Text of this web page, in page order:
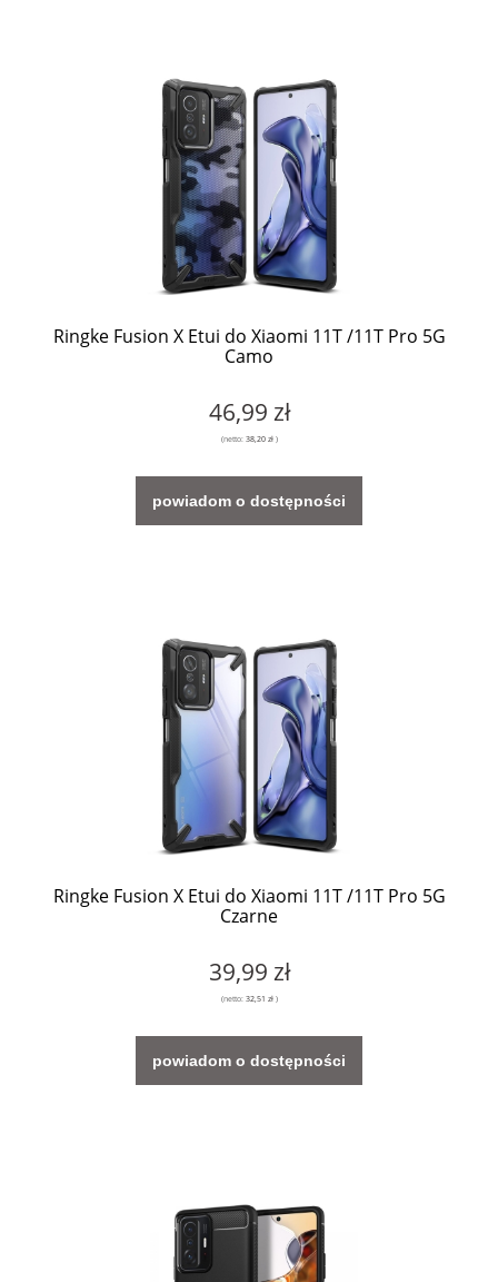
Ringke Fusion X Etui do Xiaomi 11T /11T Pro 5G
Camo
46,99 zł
(netto: 38,20 zł)
powiadom o dostępności
Ringke Fusion X Etui do Xiaomi 11T /11T Pro 5G
Czarne
39,99 zł
(netto: 32,51 zł)
powiadom o dostępności